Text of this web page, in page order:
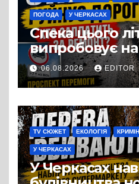
ПОГОДА У ЧЕРКАСАХ
Спека цього
випробовує на
лише людей,
Черкас
06.08.2026 EDITOR
TV СЮЖЕТ ЕКОЛОГІЯ
У ЧЕРКАСАХ
У Черкасах